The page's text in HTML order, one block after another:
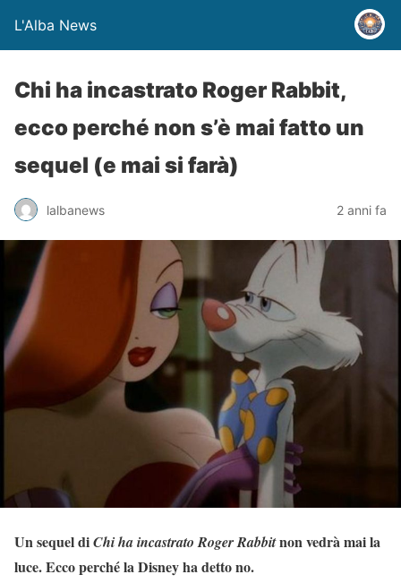
L'Alba News
Chi ha incastrato Roger Rabbit,
ecco perché non s’è mai fatto un
sequel (e mai si farà)
lalbanews 2 anni fa
Un sequel diChi ha incastrato Roger Rabbitnon vedrà mai la
luce. Ecco perché la Disney ha detto no.